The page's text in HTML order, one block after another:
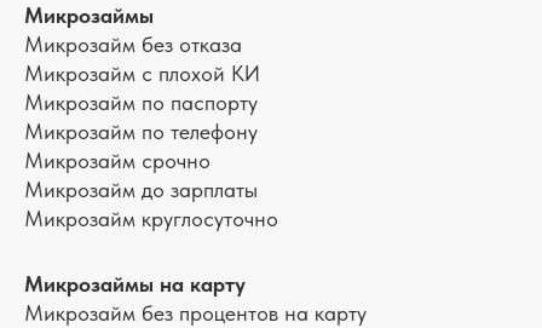
Микрозаймы
Микрозайм без отказа
Микрозайм с плохой КИ
Микрозайм по паспорту
Микрозайм по телефону
Микрозайм срочно
Микрозайм до зарплаты
Микрозайм круглосуточно
Микрозаймы на карту
Микрозайм без процентов на карту